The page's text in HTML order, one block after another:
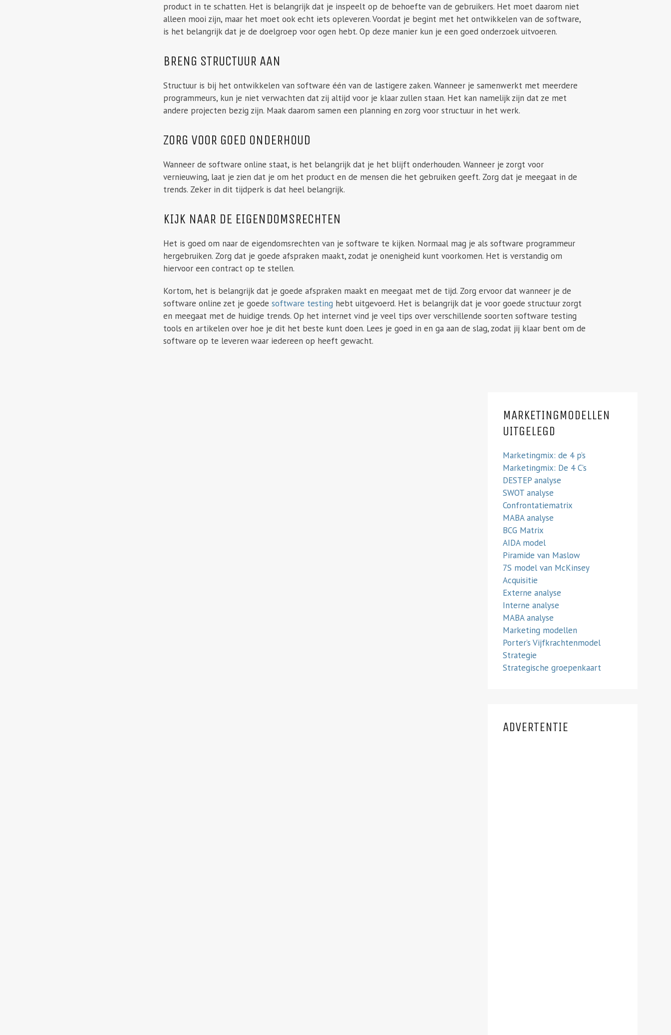
product in te schatten. Het is belangrijk dat je inspeelt op de behoefte van de gebruikers. Het moet daarom niet
alleen mooi zijn, maar het moet ook echt iets opleveren. Voordat je begint met het ontwikkelen van de software,
is het belangrijk dat je de doelgroep voor ogen hebt. Op deze manier kun je een goed onderzoek uitvoeren.
BRENG STRUCTUUR AAN
Structuur is bij het ontwikkelen van software één van de lastigere zaken. Wanneer je samenwerkt met meerdere
programmeurs, kun je niet verwachten dat zij altijd voor je klaar zullen staan. Het kan namelijk zijn dat ze met
andere projecten bezig zijn. Maak daarom samen een planning en zorg voor structuur in het werk.
ZORG VOOR GOED ONDERHOUD
Wanneer de software online staat, is het belangrijk dat je het blijft onderhouden. Wanneer je zorgt voor
vernieuwing, laat je zien dat je om het product en de mensen die het gebruiken geeft. Zorg dat je meegaat in de
trends. Zeker in dit tijdperk is dat heel belangrijk.
KIJK NAAR DE EIGENDOMSRECHTEN
Het is goed om naar de eigendomsrechten van je software te kijken. Normaal mag je als software programmeur
hergebruiken. Zorg dat je goede afspraken maakt, zodat je onenigheid kunt voorkomen. Het is verstandig om
hiervoor een contract op te stellen.
Kortom, het is belangrijk dat je goede afspraken maakt en meegaat met de tijd. Zorg ervoor dat wanneer je de
software online zet je goedesoftware testing hebt uitgevoerd. Het is belangrijk dat je voor goede structuur zorgt
en meegaat met de huidige trends. Op het internet vind je veel tips over verschillende soorten software testing
tools en artikelen over hoe je dit het beste kunt doen. Lees je goed in en ga aan de slag, zodat jij klaar bent om de
software op te leveren waar iedereen op heeft gewacht.
MARKETINGMODELLEN
UITGELEGD
Marketingmix: de 4 p’s
Marketingmix: De 4 C’s
DESTEP analyse
SWOT analyse
Confrontatiematrix
MABA analyse
BCG Matrix
AIDA model
Piramide van Maslow
7S model van McKinsey
Acquisitie
Externe analyse
Interne analyse
MABA analyse
Marketing modellen
Porter’s Vijfkrachtenmodel
Strategie
Strategische groepenkaart
ADVERTENTIE